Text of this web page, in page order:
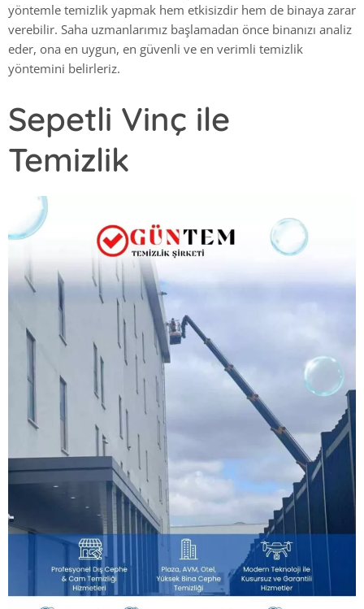
yöntemle temizlik yapmak hem etkisizdir hem de binaya zarar
verebilir. Saha uzmanlarımız başlamadan önce binanızı analiz
eder, ona en uygun, en güvenli ve en verimli temizlik
yöntemini belirleriz.
Sepetli Vinç ile
Temizlik